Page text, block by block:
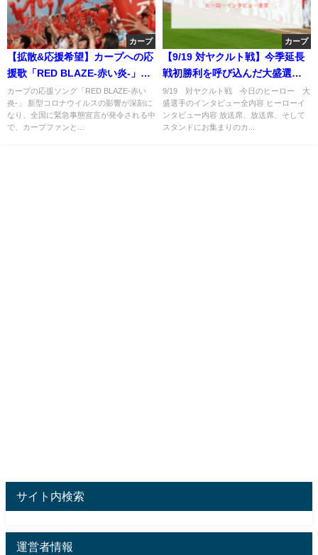
カープ
【拡散&応援希望】カープへの応
援歌「RED BLAZE-赤い炎-」 -
中国新聞でも紹介されました-
カープの応援ソング「RED BLAZE-赤い
炎-」 新型コロナウイルスの影響が深刻に
なり、全国に緊急事態宣言が発令される中
で、カープファンと...
カープ
【9/19 対ヤクルト戦】今季延長
戦初勝利を呼び込んだ大盛選手
のヒーローインタビュー全文ご
紹介
9/19 対ヤクルト戦 今日のヒーロー 大
盛選手のインタビュー全内容 ヒーローイ
ンタビュー内容 放送席、放送席、そして
スタンドにお集まりのカ...
サイト内検索
運営者情報